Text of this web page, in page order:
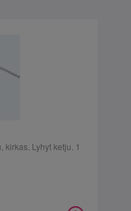
Lyhyt ketju. 1